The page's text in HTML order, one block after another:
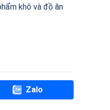
khô và đồ ăn
Zalo